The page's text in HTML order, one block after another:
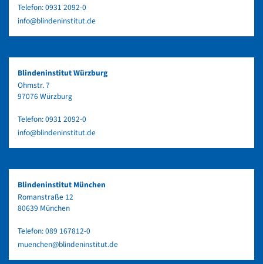
Telefon:0931 2092-0
info@blindeninstitut.de
Blindeninstitut Würzburg
Ohmstr. 7
97076 Würzburg
Telefon:0931 2092-0
info@blindeninstitut.de
Blindeninstitut München
Romanstraße 12
80639 München
Telefon:089 167812-0
muenchen@blindeninstitut.de